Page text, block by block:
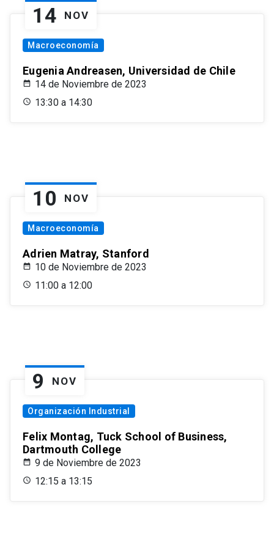
14 NOV
Macroeconomía
Eugenia Andreasen, Universidad de Chile
14 de Noviembre de 2023
13:30 a 14:30
10 NOV
Macroeconomía
Adrien Matray, Stanford
10 de Noviembre de 2023
11:00 a 12:00
9 NOV
Organización Industrial
Felix Montag, Tuck School of Business,
Dartmouth College
9 de Noviembre de 2023
12:15 a 13:15